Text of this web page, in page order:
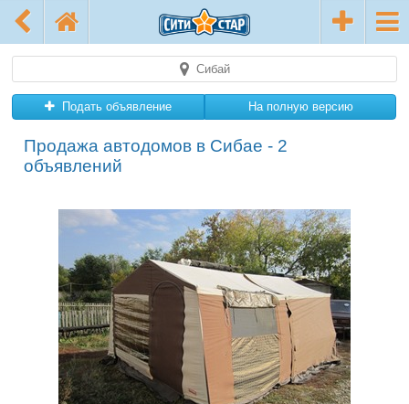
Сибай
Подать объявление На полную версию
Продажа автодомов в Сибае - 2
объявлений